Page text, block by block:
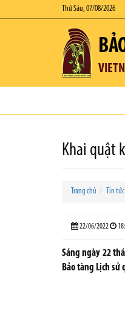
Thứ Sáu, 07/08/2026
Khai quật
Trang chủ Tin tức
22/06/2022
Sáng ngày 22
Bảo tàng Lịch